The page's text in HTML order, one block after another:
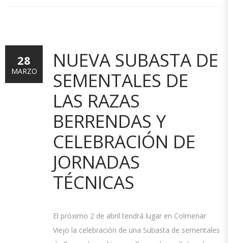
NUEVA SUBASTA DE
SEMENTALES DE
LAS RAZAS
BERRENDAS Y
CELEBRACIÓN DE
JORNADAS
TÉCNICAS
El próximo 2 de abril tendrá lugar en Colmenar
Viejo la celebración de una Subasta de sementales
28
MARZO